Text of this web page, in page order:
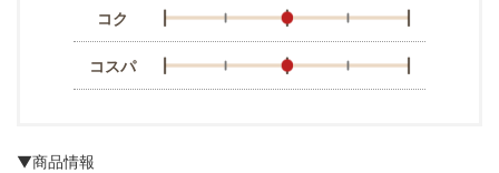
コク
コスパ
▼商品情報